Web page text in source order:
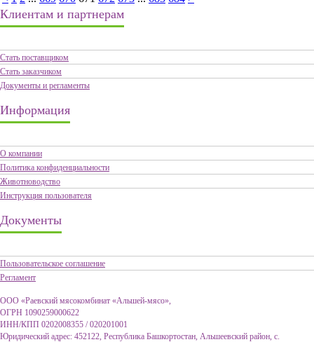
Клиентам и партнерам
Стать поставщиком
Стать заказчиком
Документы и регламенты
Информация
О компании
Политика конфиденциальности
Животноводство
Инструкция пользователя
Документы
Пользовательское соглашение
Регламент
ООО «Раевский мясокомбинат «Альшей-мясо»,
ОГРН 1090259000622
ИНН/КПП 0202008355 / 020201001
Юридический адрес: 452122, Республика Башкортостан, Альшеевский район, с.